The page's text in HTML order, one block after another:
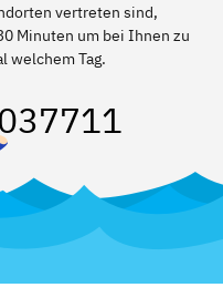
vertreten sind,
Minuten um bei Ihnen zu
welchem Tag.